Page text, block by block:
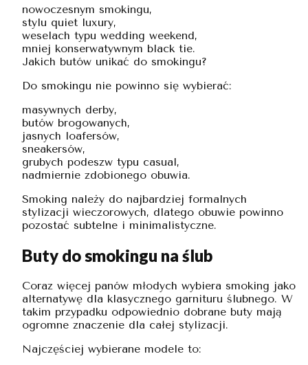
nowoczesnym smokingu,
stylu quiet luxury,
weselach typu wedding weekend,
mniej konserwatywnym black tie.
Jakich butów unikać do smokingu?
Do smokingu nie powinno się wybierać:
masywnych derby,
butów brogowanych,
jasnych loafersów,
sneakersów,
grubych podeszw typu casual,
nadmiernie zdobionego obuwia.
Smoking należy do najbardziej formalnych
stylizacji wieczorowych, dlatego obuwie powinno
pozostać subtelne i minimalistyczne.
Buty do smokingu na ślub
Coraz więcej panów młodych wybiera smoking jako
alternatywę dla klasycznego garnituru ślubnego. W
takim przypadku odpowiednio dobrane buty mają
ogromne znaczenie dla całej stylizacji.
Najczęściej wybierane modele to: